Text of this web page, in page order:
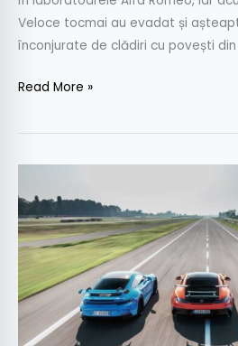
Veloce tocmai au evadat și
înconjurate de clădiri cu povești
Read More »
comparativ:
Porsche
911
GT3
vs
Mercedes-
AMG